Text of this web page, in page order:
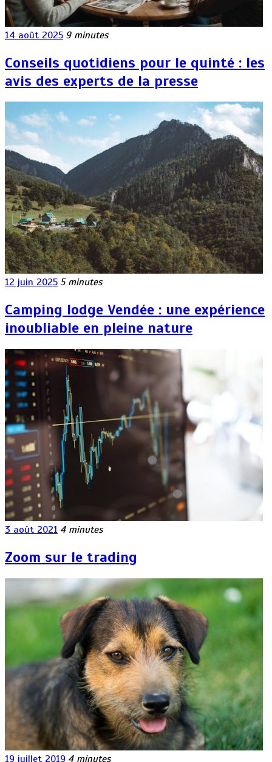
14 août 2025 9 minutes
Conseils quotidiens pour le quinté : les
avis des experts de la presse
12 juin 2025 5 minutes
Camping lodge Vendée : une expérience
inoubliable en pleine nature
3 août 2021 4 minutes
Zoom sur le trading
19 juillet 2019 4 minutes